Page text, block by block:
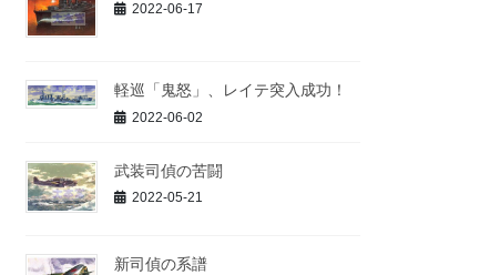
2022-06-17
軽巡「鬼怒」、レイテ突入成功！
2022-06-02
武装司偵の苦闘
2022-05-21
新司偵の系譜